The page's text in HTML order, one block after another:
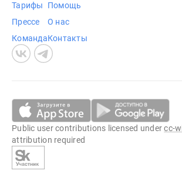
Тарифы
Прессе
Команда
Помощь
О нас
Контакты
Public user contributions licensed undercc-
attribution required